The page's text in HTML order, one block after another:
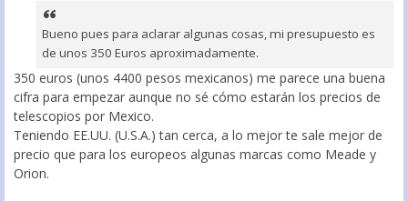
Bueno pues para aclarar algunas cosas, mi presupuesto es
de unos 350 Euros aproximadamente.
350 euros (unos 4400 pesos mexicanos) me parece una buena
cifra para empezar aunque no sé cómo estarán los precios de
telescopios por Mexico.
Teniendo EE.UU. (U.S.A.) tan cerca, a lo mejor te sale mejor de
precio que para los europeos algunas marcas como Meade y
Orion.